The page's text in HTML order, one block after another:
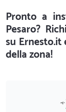
Pronto a
Pesaro?
su
della zona!